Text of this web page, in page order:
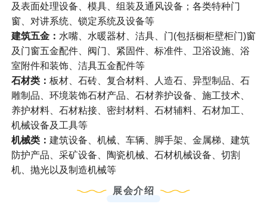
及表面处理设备、模具、组装及通风设备；各类特种门
窗、对讲系统、锁定系统及设备等
建筑五金： 水嘴、水暖器材、洁具、门(包括橱柜壁柜门)窗
及门窗五金配件、阀门、紧固件、标准件、卫浴设施、浴
室附件和装饰、洁具五金配件等
石材类： 板材、石砖、复合材料、人造石、异型制品、石
雕制品、环境装饰石材产品、石材养护设备、施工技术、
养护材料、石材粘接、密封材料、石材辅料、石材加工、
机械设备及工具等
机械类： 建筑设备、机械、车辆、脚手架、金属梯、建筑
防护产品、采矿设备、陶瓷机械、石材机械设备、切割
机、抛光以及制造机械等
展会介绍